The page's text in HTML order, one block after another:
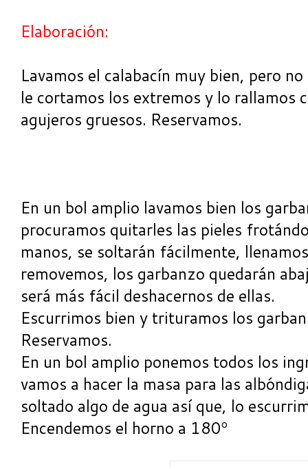
Elaboración:
Lavamos el calabacín muy bien, pero
le cortamos los extremos y lo rallamos
agujeros gruesos. Reservamos.
En un bol amplio lavamos bien los
procuramos quitarles las pieles
manos, se soltarán fácilmente,
removemos, los garbanzo quedarán
será más fácil deshacernos de ellas.
Escurrimos bien y trituramos los
Reservamos.
En un bol amplio ponemos todos los
vamos a hacer la masa para las
soltado algo de agua así que, lo
Encendemos el horno a 180º